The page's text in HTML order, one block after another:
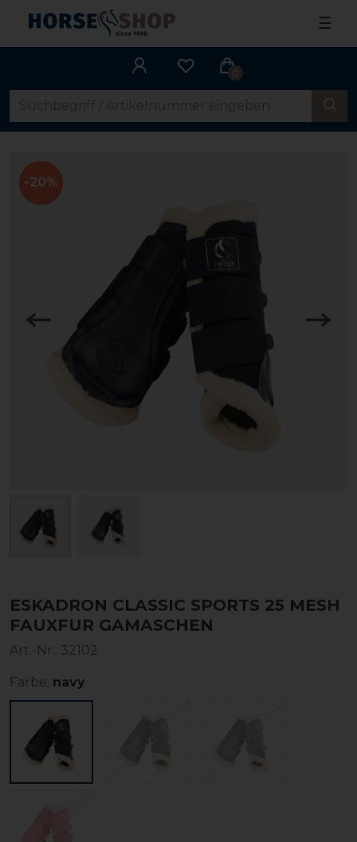
☰
0
-20%
ESKADRON CLASSIC SPORTS 25 MESH
FAUXFUR GAMASCHEN
Art.-Nr.: 32102
Farbe: navy